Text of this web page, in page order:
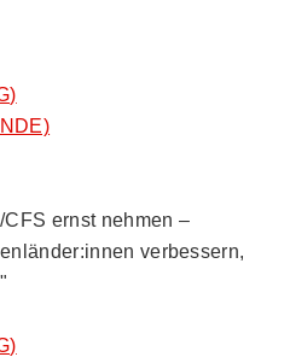
CFS ernst nehmen –
verbessern,